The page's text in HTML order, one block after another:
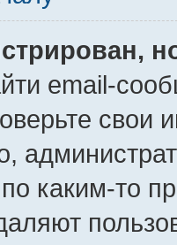
email-
свои
каким-то